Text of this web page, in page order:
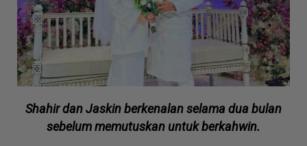
Shahir dan Jaskin berkenalan selama dua bulan
sebelum memutuskan untuk berkahwin.